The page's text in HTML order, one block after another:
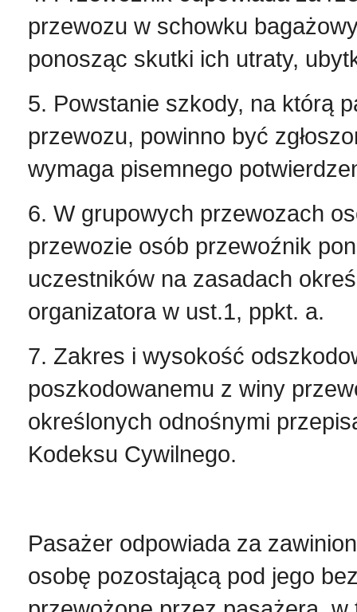
przewozu w schowku
ponosząc skutki ich utraty,
5. Powstanie szkody, na którą
przewozu, powinno być
wymaga pisemnego
6. W grupowych przewozach
przewozie osób przewoźnik
uczestników na zasadach
organizatora w ust.1, ppkt. a.
7. Zakres i wysokość
poszkodowanemu z winy
określonych odnośnymi
Kodeksu Cywilnego.
Pasażer odpowiada za
osobę pozostającą pod jego